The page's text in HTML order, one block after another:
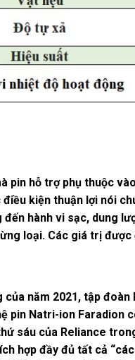
pin hỗ trợ phụ thuộc
điều kiện thuận lợi nói
đến hành vi sạc, dung
loại. Các giá trị
của năm 2021, tập
pin Natri-ion Faradion
sáu của Reliance
hợp đầy đủ tất cả